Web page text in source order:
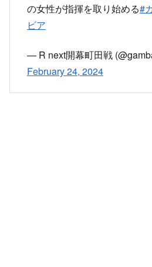
の女性が指揮を取り始める#
ビア
— R next開幕町田戦
February 24, 2024